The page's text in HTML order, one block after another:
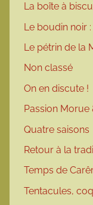
La boîte à
Le boudin noir
Le pétrin de la
Non classé
On en discute !
Passion
Quatre saisons
Retour à la
Temps de
Tentacules,